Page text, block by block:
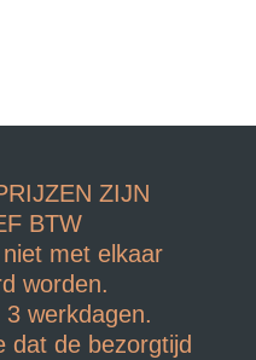
ZIJN
BTW
met elkaar
worden.
werkdagen.
dat de bezorgtijd